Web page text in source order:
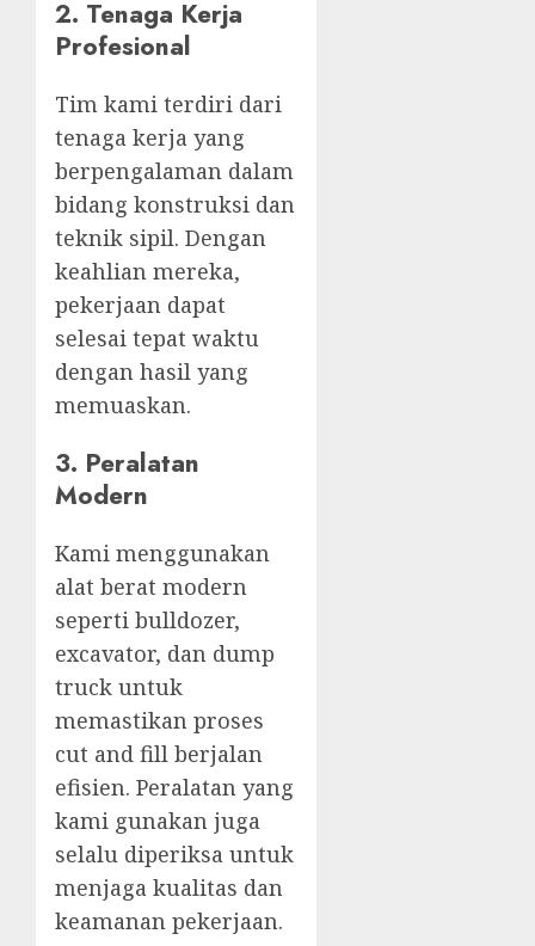
2. Tenaga Kerja
Profesional
Tim kami terdiri dari
tenaga kerja yang
berpengalaman dalam
bidang konstruksi dan
teknik sipil. Dengan
keahlian mereka,
pekerjaan dapat
selesai tepat waktu
dengan hasil yang
memuaskan.
3. Peralatan
Modern
Kami menggunakan
alat berat modern
seperti bulldozer,
excavator, dan dump
truck untuk
memastikan proses
cut and fill berjalan
efisien. Peralatan yang
kami gunakan juga
selalu diperiksa untuk
menjaga kualitas dan
keamanan pekerjaan.